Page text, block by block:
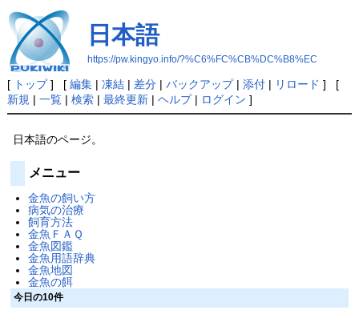
日本語
https://pw.kingyo.info/?%C6%FC%CB%DC%B8%EC
[ トップ] [ 編集| 凍結| 差分| バックアップ| 添付| リロード ] [
新規 | 一覧| 検索| 最終更新| ヘルプ| ログイン ]
日本語のページ。
メニュー
金魚の飼い方
病気の治療
飼育方法
金魚ＦＡＱ
金魚図鑑
金魚用語辞典
金魚地図
金魚の餌
今日の10件